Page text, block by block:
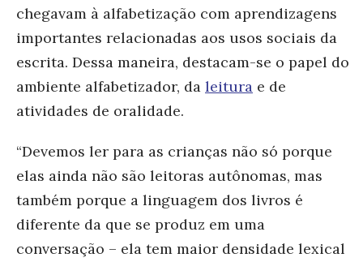
chegavam à alfabetização com aprendizagens
importantes relacionadas aos usos sociais da
escrita. Dessa maneira, destacam-se o papel do
ambiente alfabetizador, da leitura e de
atividades de oralidade.
“Devemos ler para as crianças não só porque
elas ainda não são leitoras autônomas, mas
também porque a linguagem dos livros é
diferente da que se produz em uma
conversação – ela tem maior densidade lexical